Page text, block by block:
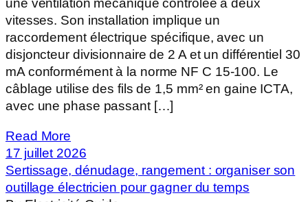
une ventilation mécanique contrôlée à deux
vitesses. Son installation implique un
raccordement électrique spécifique, avec un
disjoncteur divisionnaire de 2 A et un différentiel 30
mA conformément à la norme NF C 15-100. Le
câblage utilise des fils de 1,5 mm² en gaine ICTA,
avec une phase passant […]
Read More
17 juillet 2026
Sertissage, dénudage, rangement : organiser son
outillage électricien pour gagner du temps